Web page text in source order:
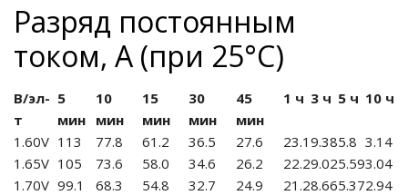
Разряд постоянным
током, А (при 25°С)
В/эл-
т
5
мин
10
мин
15
мин
30
мин
45
мин
1 ч 3 ч 5 ч 10 ч
1.60V 113 77.8 61.2 36.5 27.6 23.1 9.385.8 3.14
1.65V 105 73.6 58.0 34.6 26.2 22.29.025.593.04
1.70V 99.1 68.3 54.8 32.7 24.9 21.28.665.372.94